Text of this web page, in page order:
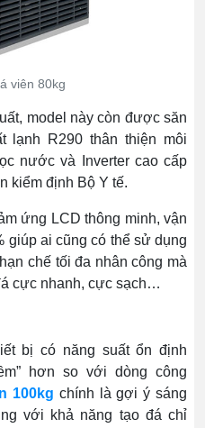
viên 80kg
model này còn được săn
lạnh R290 thân thiện môi
nước và Inverter cao cấp
kiểm định Bộ Y tế.
ứng LCD thông minh, vận
giúp ai cũng có thể sử dụng
chế tối đa nhân công mà
cực nhanh, cực sạch…
bị có năng suất ổn định
hơn so với dòng công
100kg chính là gợi ý sáng
với khả năng tạo đá chỉ